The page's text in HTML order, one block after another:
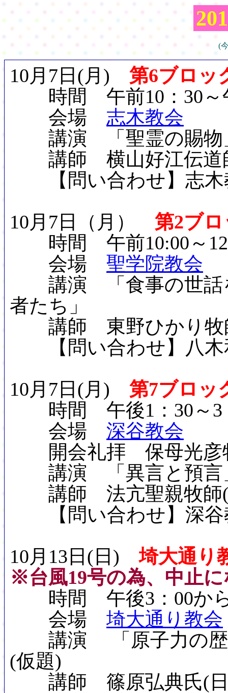
(
10月7日(月) 第6ブロッ
時間 午前10：30～
会場 志木教会
講演 「聖霊の賜物
講師 横山好江伝道
【問い合わせ】志木
10月7日（月） 第2ブ
時間 午前10:00～
会場 聖学院教会
講演 「食事の世話
者たち」
講師 東野ひかり牧
【問い合わせ】八木
10月7日(月) 第7ブロッ
時間 午後1：30～3
会場 深谷教会
開会礼拝 保母光彦
講演 「異言と預言
講師 法亢聖親牧師(
【問い合わせ】深谷
10月13日(日)埼大通り
※台風19号の為、中止
時間 午後3：00か
会場 埼大通り教会
講演 「原子力の歴
(仮題)
講師 篠原弘典氏(日